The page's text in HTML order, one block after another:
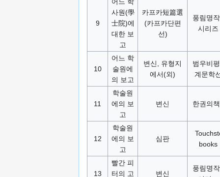
9
사원(學
士院)에
대한 보
고
카프카短篇選
(카프카단편
선)
풍림명
시리즈
10
어느 학
술원에
의 보고
변신, 유형지
에서(외)
범우비
계문학
11
학술원
에의 보
고
변신 한권의
12
학술원
에의 보
고
심판
books
13
빨간 피
터의 고
변신
풍림명